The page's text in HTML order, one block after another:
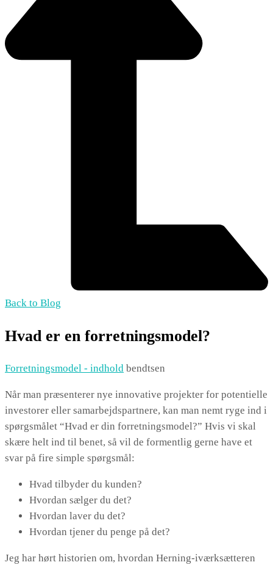
Back to Blog
Hvad er en forretningsmodel?
Forretningsmodel - indhold bendtsen
Når man præsenterer nye innovative projekter for potentielle
investorer eller samarbejdspartnere, kan man nemt ryge ind i
spørgsmålet “Hvad er din forretningsmodel?” Hvis vi skal
skære helt ind til benet, så vil de formentlig gerne have et
svar på fire simple spørgsmål:
Hvad tilbyder du kunden?
Hvordan sælger du det?
Hvordan laver du det?
Hvordan tjener du penge på det?
Jeg har hørt historien om, hvordan Herning-iværksætteren